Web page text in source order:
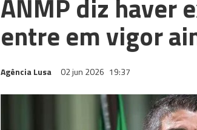
ANMP diz haver
entre em vigor
Agência Lusa 02 jun 2026 19:37